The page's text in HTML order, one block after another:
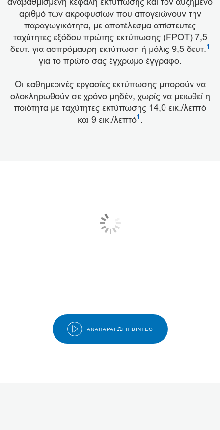
αριθμό των ακροφυσίων που απογειώνουν την
παραγωγικότητα, με αποτέλεσμα απίστευτες
ταχύτητες εξόδου πρώτης εκτύπωσης (FPOT) 7,5
δευτ. για ασπρόμαυρη εκτύπωση ή μόλις 9,5 δευτ.1
για το πρώτο σας έγχρωμο έγγραφο.
Οι καθημερινές εργασίες εκτύπωσης μπορούν να
ολοκληρωθούν σε χρόνο μηδέν, χωρίς να μειωθεί η
ποιότητα με ταχύτητες εκτύπωσης 14,0 εικ./λεπτό
και 9 εικ./λεπτό1.
ΑΝΑΠΑΡΑΓΩΓΉ ΒΊΝΤΕΟ